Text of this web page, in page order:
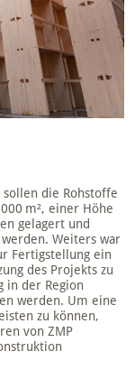
sollen die Rohstoffe
m², einer Höhe
gelagert und
Weiters war
Fertigstellung ein
des Projekts zu
in der Region
werden. Um eine
zu können,
von ZMP